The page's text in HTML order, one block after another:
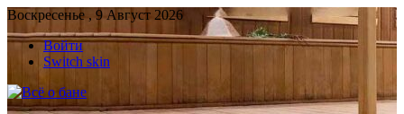
Воскресенье , 9 Август 2026
Войти
Switch skin